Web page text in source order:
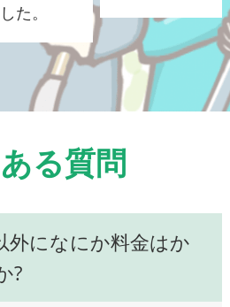
た。
る質問
外になにか料金はか
?